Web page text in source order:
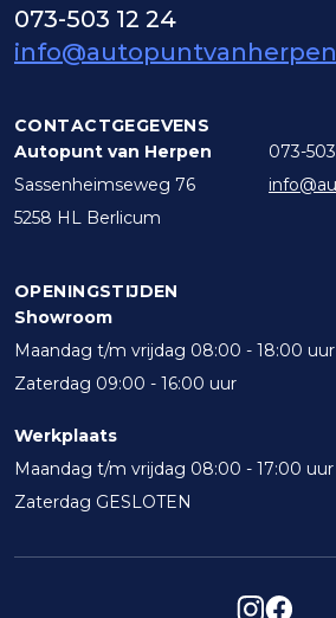
073-503 12 24
CONTACTGEGEVENS
Autopunt van Herpen
Sassenheimseweg 76
5258 HL Berlicum
073-
OPENINGSTIJDEN
Showroom
Maandag t/m vrijdag 08:00 - 18:00 uur
Zaterdag 09:00 - 16:00 uur
Werkplaats
Maandag t/m vrijdag 08:00 - 17:00 uur
Zaterdag GESLOTEN